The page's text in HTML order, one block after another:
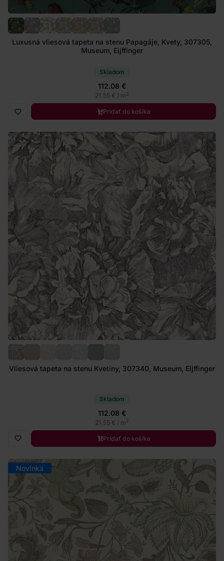
Luxusná vliesová tapeta na stenu Papagáje, Kvety, 307305,
Museum, Eijffinger
Skladom
112.08 €
21.55 € / m2
Pridať do košíka
Vliesová tapeta na stenu Kvetiny, 307340, Museum, Eijffinger
Skladom
112.08 €
21.55 € / m2
Pridať do košíka
Novinka